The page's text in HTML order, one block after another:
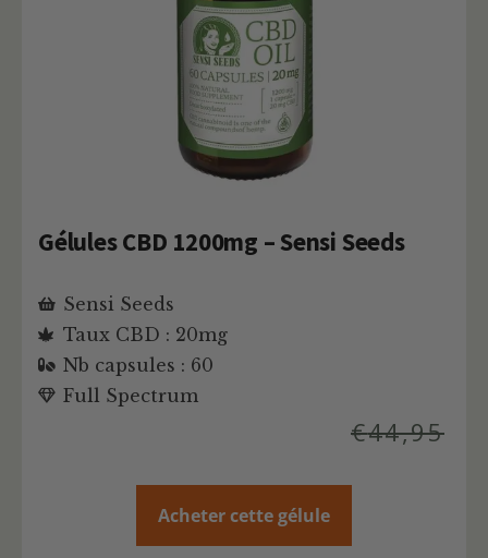
Gélules CBD 1200mg – Sensi Seeds
Sensi Seeds
Taux CBD : 20mg
Nb capsules : 60
Full Spectrum
€44,95
Acheter cette gélule